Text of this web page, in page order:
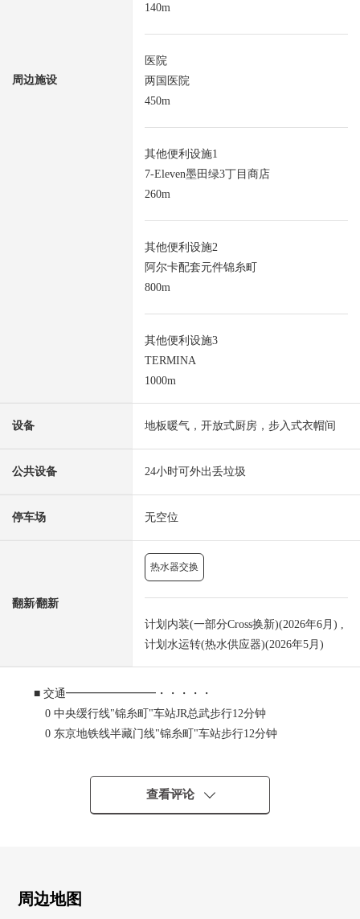
周边施设
140m
医院
两国医院
450m
其他便利设施1
7-Eleven墨田绿3丁目商店
260m
其他便利设施2
阿尔卡配套元件锦糸町
800m
其他便利设施3
TERMINA
1000m
设备 地板暖气，开放式厨房，步入式衣帽间
公共设备 24小时可外出丢垃圾
停车场 无空位
翻新⁄翻新
热水器交换
计划内装(一部分Cross换新)(2026年6月) ,
计划水运转(热水供应器)(2026年5月)
■ 交通━━━━━━━━・・・・・
0 中央缓行线"锦糸町"车站JR总武步行12分钟
0 东京地铁线半藏门线"锦糸町"车站步行12分钟
0 都营新宿线"菊川"车站步行11分钟
■ 推荐焦点━━━━━━━━・・・・・
0 1418尺寸的整体卫浴
查看评论
周边地图